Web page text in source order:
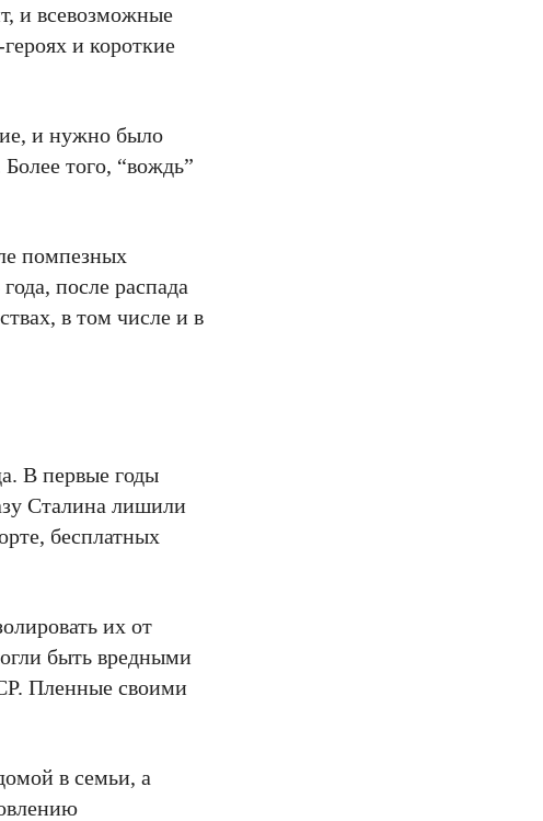
и всевозможные
и короткие
и нужно было
того, “вождь”
помпезных
после распада
в том числе и в
В первые годы
Сталина лишили
бесплатных
их от
быть вредными
Пленные своими
в семьи, а